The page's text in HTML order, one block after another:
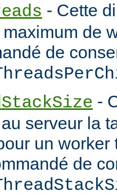
- Cette
de
de
-
serveur la
un
de